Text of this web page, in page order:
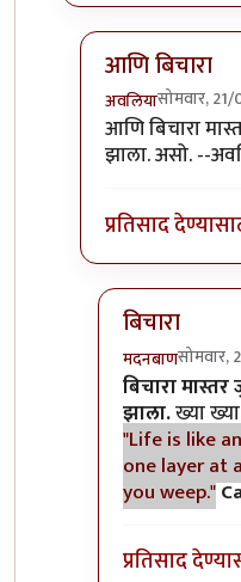
आणि बिचारा
अवलियासोमवार,
In reply to
आणि बिचारा
झाला. असो. --
प्रतिसाद
बिचारा
मदनबाणसोमवार,
In reply to
बिचारा
झाला.ख्या
"Life is like
one layer at
you weep."
प्रतिसाद